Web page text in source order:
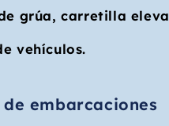
grúa, carretilla
vehículos.
embarcaciones